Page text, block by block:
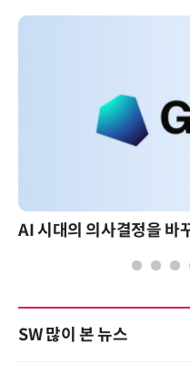
SW 많이 본 뉴스